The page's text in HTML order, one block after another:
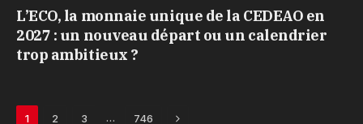
L’ECO, la monnaie unique de la CEDEAO en
2027 : un nouveau départ ou un calendrier
trop ambitieux ?
1 2 3 … 746 Next